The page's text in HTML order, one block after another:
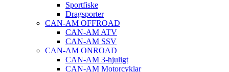
Sportfiske
Dragsporter
CAN-AM OFFROAD
CAN-AM ATV
CAN-AM SSV
CAN-AM ONROAD
CAN-AM 3-hjuligt
CAN-AM Motorcyklar